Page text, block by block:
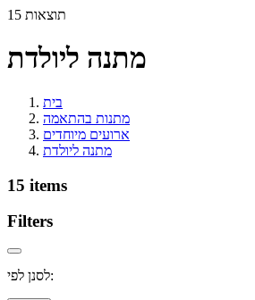
15 תוצאות
מתנה ליולדת
בית
מתנות בהתאמה
ארועים מיוחדים
מתנה ליולדת
15 items
Filters
לסנן לפי: